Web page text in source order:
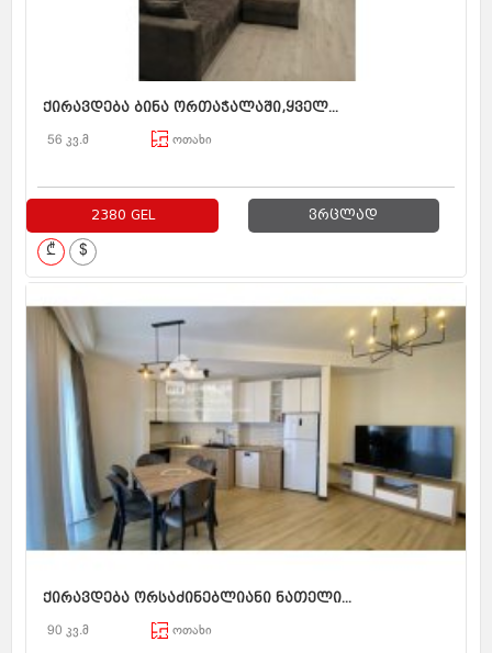
ქირავდება ბინა ორთაჭალაში,ყველ...
56 კვ.მ ოთახი
2380 GEL ვრცლად
₾ $
ქირავდება ორსაძინებლიანი ნათელი...
90 კვ.მ ოთახი